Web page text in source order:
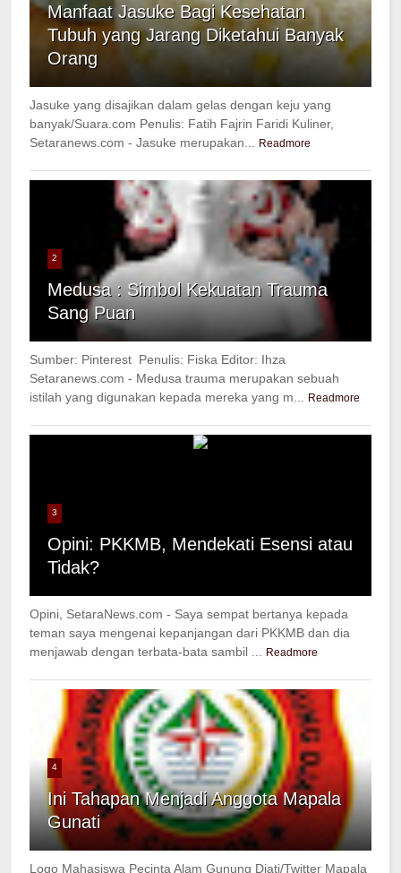
Manfaat Jasuke Bagi Kesehatan
Tubuh yang Jarang Diketahui Banyak
Orang
Jasuke yang disajikan dalam gelas dengan keju yang
banyak/Suara.com Penulis: Fatih Fajrin Faridi Kuliner,
Setaranews.com - Jasuke merupakan...
Readmore
2
Medusa : Simbol Kekuatan Trauma
Sang Puan
Sumber: Pinterest Penulis: Fiska Editor: Ihza
Setaranews.com - Medusa trauma merupakan sebuah
istilah yang digunakan kepada mereka yang m...
Readmore
3
Opini: PKKMB, Mendekati Esensi atau
Tidak?
Opini, SetaraNews.com - Saya sempat bertanya kepada
teman saya mengenai kepanjangan dari PKKMB dan dia
menjawab dengan terbata-bata sambil ...
Readmore
4
Ini Tahapan Menjadi Anggota Mapala
Gunati
Logo Mahasiswa Pecinta Alam Gunung Djati/Twitter Mapala